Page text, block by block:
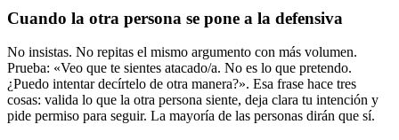
Cuando la otra persona se pone a la defensiva
No insistas. No repitas el mismo argumento con más volumen.
Prueba: «Veo que te sientes atacado/a. No es lo que pretendo.
¿Puedo intentar decírtelo de otra manera?». Esa frase hace tres
cosas: valida lo que la otra persona siente, deja clara tu intención y
pide permiso para seguir. La mayoría de las personas dirán que sí.